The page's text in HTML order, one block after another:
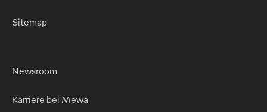
Sitemap
Newsroom
Karriere bei Mewa